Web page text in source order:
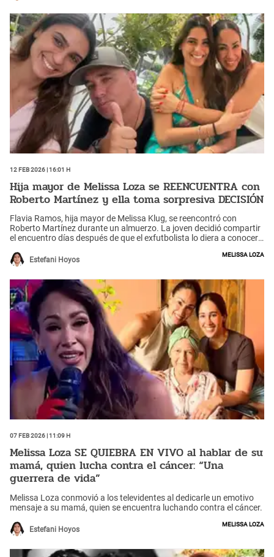
12 Feb 2026 | 16:01 h
Hija mayor de Melissa Loza se REENCUENTRA con
Roberto Martínez y ella toma sorpresiva DECISIÓN
Flavia Ramos, hija mayor de Melissa Klug, se reencontró con
Roberto Martínez durante un almuerzo. La joven decidió compartir
el encuentro días después de que el exfutbolista lo diera a conocer
Estefani Hoyos
Melissa Loza
07 Feb 2026 | 11:09 h
Melissa Loza SE QUIEBRA EN VIVO al hablar de su
mamá, quien lucha contra el cáncer: “Una
guerrera de vida”
Melissa Loza conmovió a los televidentes al dedicarle un emotivo
mensaje a su mamá, quien se encuentra luchando contra el cáncer.
Estefani Hoyos
Melissa Loza